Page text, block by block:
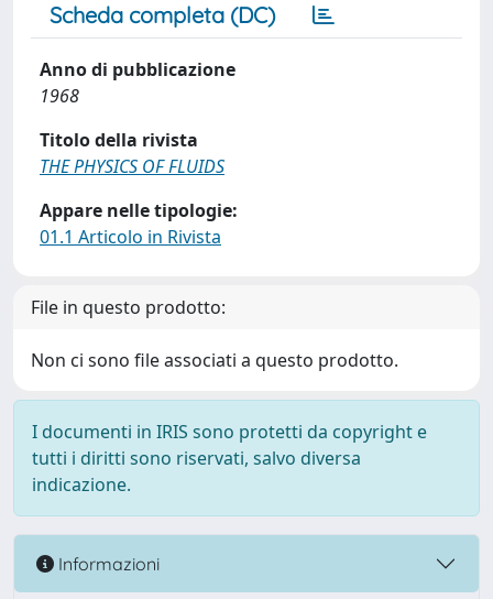
Scheda completa (DC)
Anno di pubblicazione
1968
Titolo della rivista
THE PHYSICS OF FLUIDS
Appare nelle tipologie:
01.1 Articolo in Rivista
File in questo prodotto:
Non ci sono file associati a questo prodotto.
I documenti in IRIS sono protetti da copyright e
tutti i diritti sono riservati, salvo diversa
indicazione.
Informazioni